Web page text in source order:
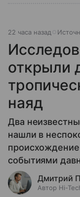
22 часа назад
открыли
наяд
Два
нашли в
происхождение
событиями
Дмитрий
Автор Hi-